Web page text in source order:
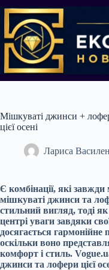
до
вмісту
Мішкуваті джинси +
цієї осені
Лариса
Є комбінації, які
мішкуваті джинси та
стильний вигляд, тоді
центрі уваги завдяки
досягається
оскільки воно
комфорт і стиль.
джинси та лофери цієї